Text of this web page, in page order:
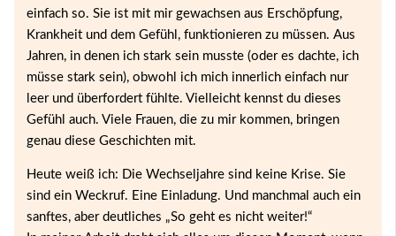
einfach so. Sie ist mit mir gewachsen aus Erschöpfung,
Krankheit und dem Gefühl, funktionieren zu müssen. Aus
Jahren, in denen ich stark sein musste (oder es dachte, ich
müsse stark sein), obwohl ich mich innerlich einfach nur
leer und überfordert fühlte. Vielleicht kennst du dieses
Gefühl auch. Viele Frauen, die zu mir kommen, bringen
genau diese Geschichten mit.
Heute weiß ich: Die Wechseljahre sind keine Krise. Sie
sind ein Weckruf. Eine Einladung. Und manchmal auch ein
sanftes, aber deutliches „So geht es nicht weiter!“